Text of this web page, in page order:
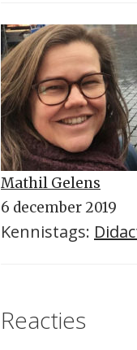
Mathil Gelens
6 december 2019
Kennistags:
Reacties